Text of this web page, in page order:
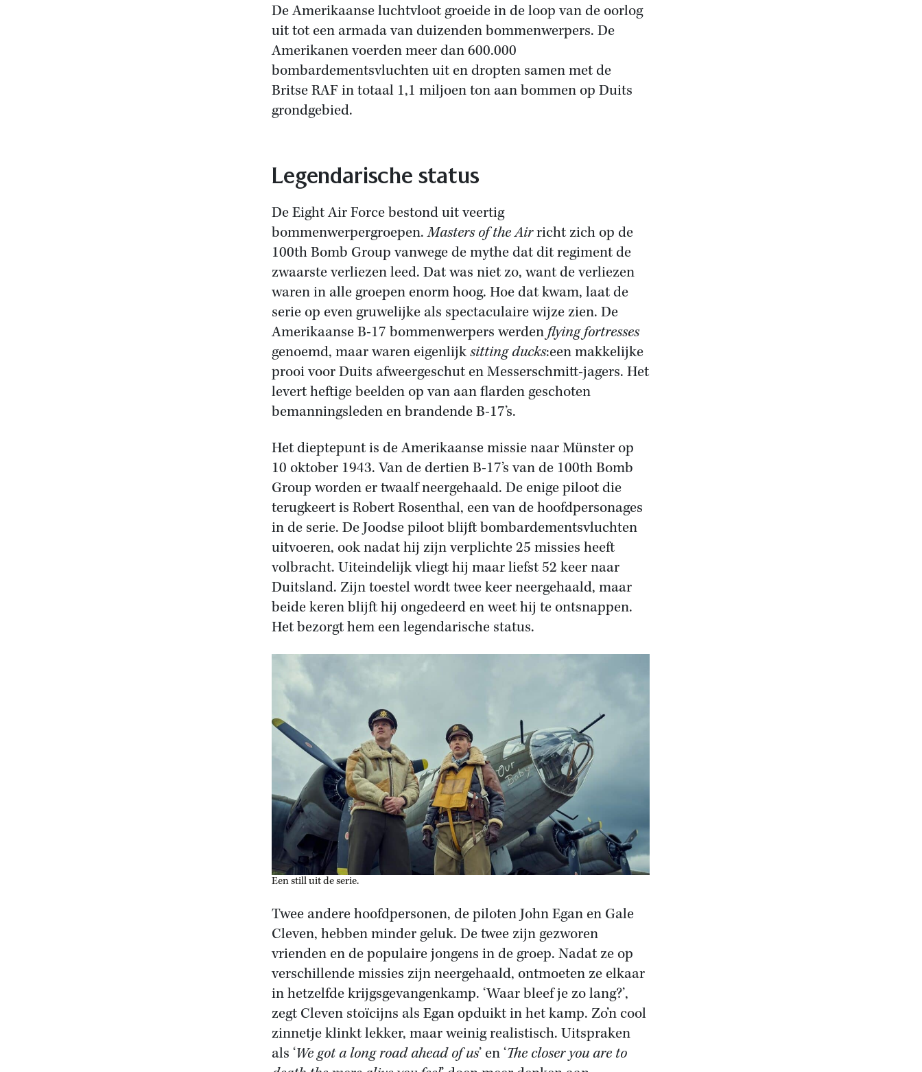
De Amerikaanse luchtvloot groeide in de loop van de oorlog
uit tot een armada van duizenden bommenwerpers. De
Amerikanen voerden meer dan 600.000
bombardementsvluchten uit en dropten samen met de
Britse RAF in totaal 1,1 miljoen ton aan bommen op Duits
grondgebied.
Legendarische status
De Eight Air Force bestond uit veertig
bommenwerpergroepen.Masters of the Airricht zich op de
100th Bomb Group vanwege de mythe dat dit regiment de
zwaarste verliezen leed. Dat was niet zo, want de verliezen
waren in alle groepen enorm hoog. Hoe dat kwam, laat de
serie op even gruwelijke als spectaculaire wijze zien. De
Amerikaanse B-17 bommenwerpers werdenflying fortresses
genoemd, maar waren eigenlijksitting ducks:een makkelijke
prooi voor Duits afweergeschut en Messerschmitt-jagers. Het
levert heftige beelden op van aan flarden geschoten
bemanningsleden en brandende B-17’s.
Het dieptepunt is de Amerikaanse missie naar Münster op
10 oktober 1943. Van de dertien B-17’s van de 100th Bomb
Group worden er twaalf neergehaald. De enige piloot die
terugkeert is Robert Rosenthal, een van de hoofdpersonages
in de serie. De Joodse piloot blijft bombardementsvluchten
uitvoeren, ook nadat hij zijn verplichte 25 missies heeft
volbracht. Uiteindelijk vliegt hij maar liefst 52 keer naar
Duitsland. Zijn toestel wordt twee keer neergehaald, maar
beide keren blijft hij ongedeerd en weet hij te ontsnappen.
Het bezorgt hem een legendarische status.
Een still uit de serie.
Twee andere hoofdpersonen, de piloten John Egan en Gale
Cleven, hebben minder geluk. De twee zijn gezworen
vrienden en de populaire jongens in de groep. Nadat ze op
verschillende missies zijn neergehaald, ontmoeten ze elkaar
in hetzelfde krijgsgevangenkamp. ‘Waar bleef je zo lang?’,
zegt Cleven stoïcijns als Egan opduikt in het kamp. Zo’n cool
zinnetje klinkt lekker, maar weinig realistisch. Uitspraken
als ‘We got a long road ahead of us’ en ‘The closer you are to